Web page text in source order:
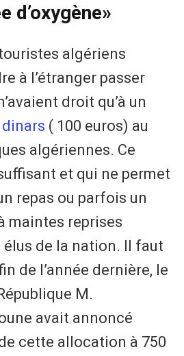
d’oxygène»
algériens
à l’étranger passer
droit qu’à un
dinars ( 100 euros) au
algériennes. Ce
et qui ne permet
repas ou parfois un
maintes reprises
élus de la nation. Il faut
de l’année dernière, le
M.
avait annoncé
cette allocation à 750